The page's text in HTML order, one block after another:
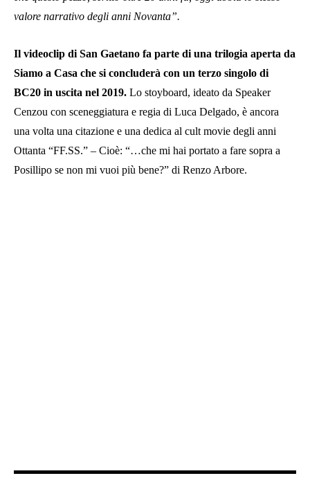
valore narrativo degli anni Novanta”.
Il videoclip di San Gaetano fa parte di una trilogia aperta da
Siamo a Casa che si concluderà con un terzo singolo di
BC20 in uscita nel 2019. Lo stoyboard, ideato da Speaker
Cenzou con sceneggiatura e regia di Luca Delgado, è ancora
una volta una citazione e una dedica al cult movie degli anni
Ottanta “FF.SS.” – Cioè: “…che mi hai portato a fare sopra a
Posillipo se non mi vuoi più bene?” di Renzo Arbore.